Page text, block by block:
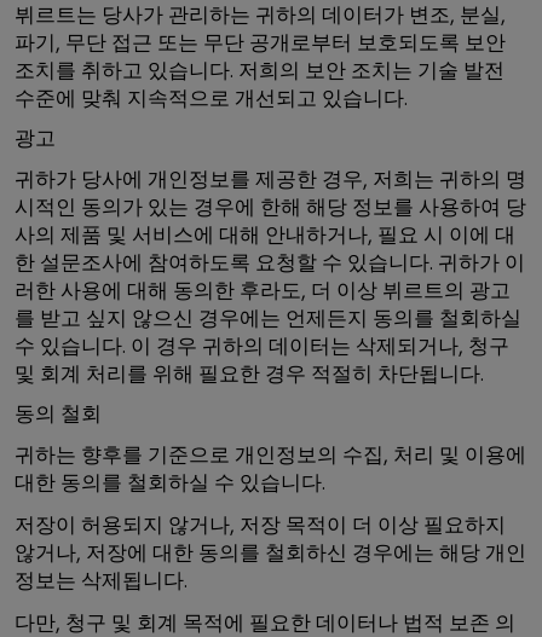
뷔르트는 당사가 관리하는 귀하의 데이터가 변조, 분실,
파기, 무단 접근 또는 무단 공개로부터 보호되도록 보안
조치를 취하고 있습니다. 저희의 보안 조치는 기술 발전
수준에 맞춰 지속적으로 개선되고 있습니다.
광고
귀하가 당사에 개인정보를 제공한 경우, 저희는 귀하의 명
시적인 동의가 있는 경우에 한해 해당 정보를 사용하여 당
사의 제품 및 서비스에 대해 안내하거나, 필요 시 이에 대
한 설문조사에 참여하도록 요청할 수 있습니다. 귀하가 이
러한 사용에 대해 동의한 후라도, 더 이상 뷔르트의 광고
를 받고 싶지 않으신 경우에는 언제든지 동의를 철회하실
수 있습니다. 이 경우 귀하의 데이터는 삭제되거나, 청구
및 회계 처리를 위해 필요한 경우 적절히 차단됩니다.
동의 철회
귀하는 향후를 기준으로 개인정보의 수집, 처리 및 이용에
대한 동의를 철회하실 수 있습니다.
저장이 허용되지 않거나, 저장 목적이 더 이상 필요하지
않거나, 저장에 대한 동의를 철회하신 경우에는 해당 개인
정보는 삭제됩니다.
다만, 청구 및 회계 목적에 필요한 데이터나 법적 보존 의